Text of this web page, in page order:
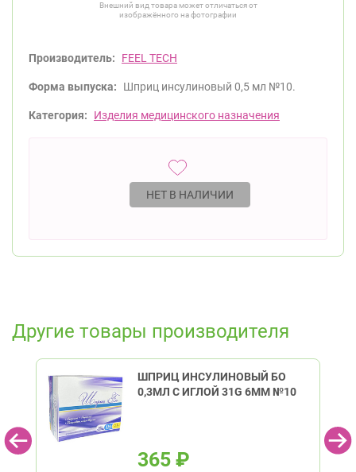
Внешний вид товара может отличаться от
изображённого на фотографии
Производитель: FEEL TECH
Форма выпуска: Шприц инсулиновый 0,5 мл №10.
Категория: Изделия медицинского назначения
НЕТ В НАЛИЧИИ
Другие товары производителя
ШПРИЦ ИНСУЛИНОВЫЙ БО
0,3МЛ С ИГЛОЙ 31G 6ММ №10
365 ₽